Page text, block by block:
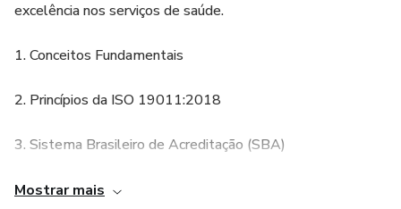
excelência nos serviços de saúde.
1. Conceitos Fundamentais
2. Princípios da ISO 19011:2018
3. Sistema Brasileiro de Acreditação (SBA)
4. Organização Nacional de Acreditação (ONA)
Mostrar mais